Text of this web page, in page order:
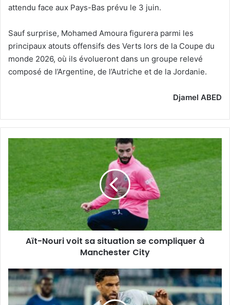
attendu face aux Pays-Bas prévu le 3 juin.
Sauf surprise, Mohamed Amoura figurera parmi les
principaux atouts offensifs des Verts lors de la Coupe du
monde 2026, où ils évolueront dans un groupe relevé
composé de l’Argentine, de l’Autriche et de la Jordanie.
Djamel ABED
Nouri
voit
situation
se
compliquer
à
Manchester
Aït-Nouri voit sa situation se compliquer à
Manchester City
Zorgane
par